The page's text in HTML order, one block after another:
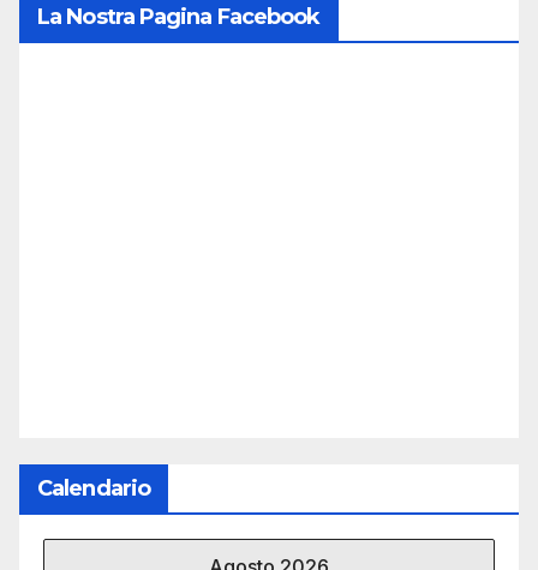
La Nostra Pagina Facebook
Calendario